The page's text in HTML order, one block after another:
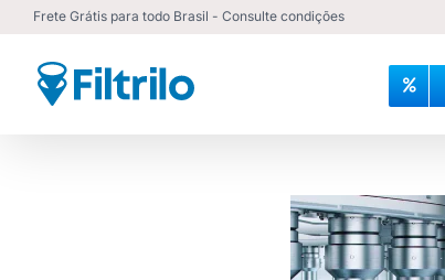
conteúdo
Frete Grátis para todo Brasil - Consulte condições